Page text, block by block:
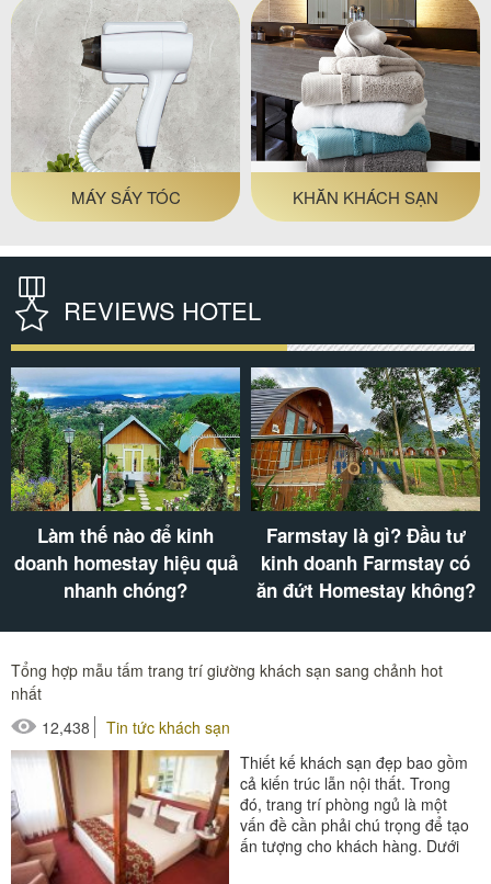
GIỎ ĐỰNG ĐỒ PHÒNG
TẮM
THẢM PHÒNG TẮM
REVIEWS HOTEL
Bí quyết kinh doanh
khách sạn hiệu quả sau
đại dịch Covid-19
Lounge là gì? Lounge
thường là điểm đến của
những đối tượng nào
Tổng hợp mẫu tấm trang trí giường khách sạn sang chảnh hot
nhất
12,438
Tin tức khách sạn
Thiết kế khách sạn đẹp bao gồm
cả kiến trúc lẫn nội thất. Trong
đó, trang trí phòng ngủ là một
vấn đề cần phải chú trọng để tạo
ấn tượng cho khách hàng. Dưới